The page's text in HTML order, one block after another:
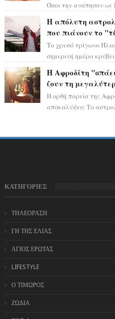
Όσοι την αγάπησαν ως
Η απόλυτη
που πιάνουν το
Το χρυσό τρίγωνο
σημερινή ημέρα
Η Αφροδίτη
ζουν τη
Η ορθή πορεία της
αποκαλύψεις Το
ΚΑΤΗΓΟΡΙΕΣ
ΤΗΛΕΟΡΑΣΗ
ΓΗ ΤΗΣ ΕΛΙΑΣ
ΑΓΙΟΣ ΕΡΩΤΑΣ
LIFESTYLE
Ο ΤΙΜΩΡΟΣ
ΖΩΔΙΑ